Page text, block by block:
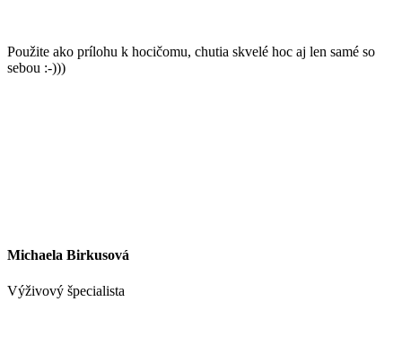
Použite ako prílohu k hocičomu, chutia skvelé hoc aj len samé so
sebou :-)))
Michaela Birkusová
Výživový špecialista